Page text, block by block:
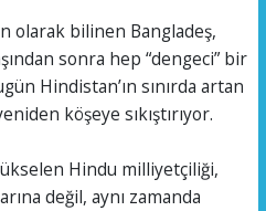
olarak bilinen Bangladeş,
sonra hep “dengeci” bir
Hindistan’ın sınırda artan
köşeye sıkıştırıyor.
Hindu milliyetçiliği,
değil, aynı zamanda